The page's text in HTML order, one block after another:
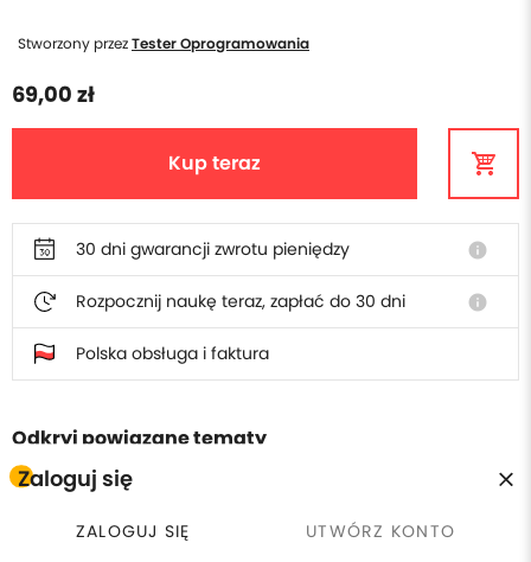
Zaloguj się
ZALOGUJ SIĘ UTWÓRZ KONTO
Stworzony przezTester Oprogramowania
69,00 zł
Kup teraz
30 dni gwarancji zwrotu pieniędzy info
Rozpocznij naukę teraz, zapłać do 30 dni info
Polska obsługa i faktura
Odkryj powiązane tematy